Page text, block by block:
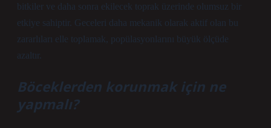
bitkiler ve daha sonra ekilecek toprak üzerinde olumsuz bir
etkiye sahiptir. Geceleri daha mekanik olarak aktif olan bu
zararlıları elle toplamak, popülasyonlarını büyük ölçüde
azaltır.
Böceklerden korunmak için ne
yapmalı?